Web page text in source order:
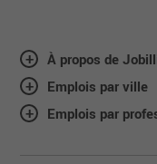
À propos de
Emplois par ville
Emplois par